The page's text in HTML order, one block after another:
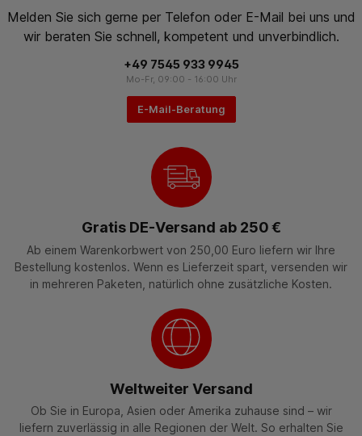
Melden Sie sich gerne per Telefon oder E-Mail bei uns und
wir beraten Sie schnell, kompetent und unverbindlich.
+49 7545 933 9945
Mo-Fr, 09:00 - 16:00 Uhr
E-Mail-Beratung
Gratis DE-Versand ab 250 €
Ab einem Warenkorbwert von 250,00 Euro liefern wir Ihre
Bestellung kostenlos. Wenn es Lieferzeit spart, versenden wir
in mehreren Paketen, natürlich ohne zusätzliche Kosten.
Weltweiter Versand
Ob Sie in Europa, Asien oder Amerika zuhause sind – wir
liefern zuverlässig in alle Regionen der Welt. So erhalten Sie